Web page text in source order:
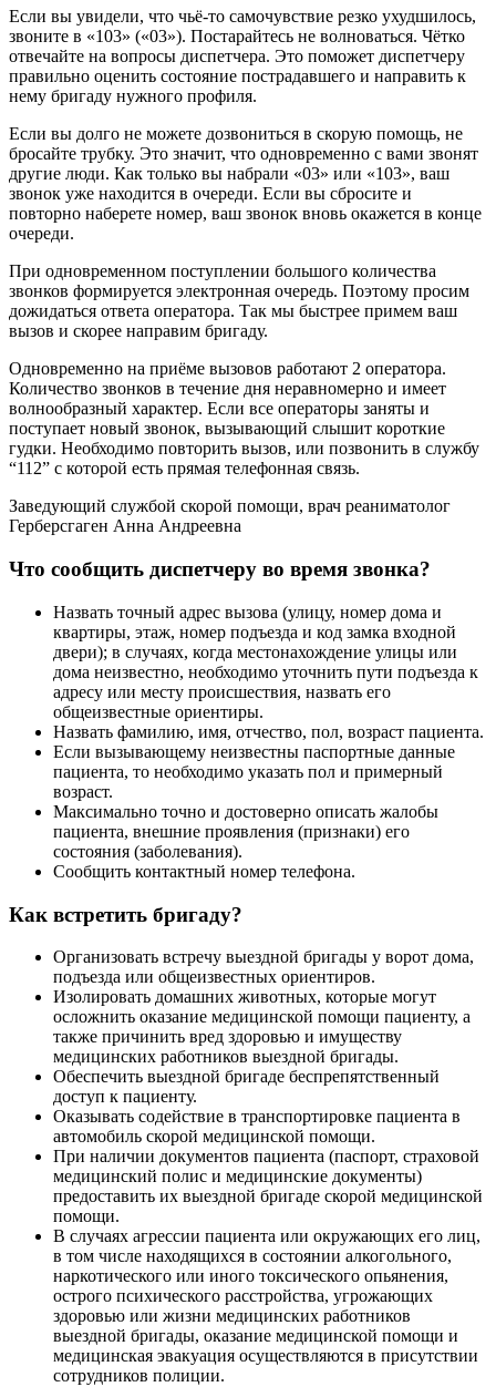
Если вы увидели, что чьё-то самочувствие резко ухудшилось,
звоните в «103» («03»). Постарайтесь не волноваться. Чётко
отвечайте на вопросы диспетчера. Это поможет диспетчеру
правильно оценить состояние пострадавшего и направить к
нему бригаду нужного профиля.
Если вы долго не можете дозвониться в скорую помощь, не
бросайте трубку. Это значит, что одновременно с вами звонят
другие люди. Как только вы набрали «03» или «103», ваш
звонок уже находится в очереди. Если вы сбросите и
повторно наберете номер, ваш звонок вновь окажется в конце
очереди.
При одновременном поступлении большого количества
звонков формируется электронная очередь. Поэтому просим
дожидаться ответа оператора. Так мы быстрее примем ваш
вызов и скорее направим бригаду.
Одновременно на приёме вызовов работают 2 оператора.
Количество звонков в течение дня неравномерно и имеет
волнообразный характер. Если все операторы заняты и
поступает новый звонок, вызывающий слышит короткие
гудки. Необходимо повторить вызов, или позвонить в службу
“112” с которой есть прямая телефонная связь.
Заведующий службой скорой помощи, врач реаниматолог
Герберсгаген Анна Андреевна
Что сообщить диспетчеру во время звонка?
Назвать точный адрес вызова (улицу, номер дома и
квартиры, этаж, номер подъезда и код замка входной
двери); в случаях, когда местонахождение улицы или
дома неизвестно, необходимо уточнить пути подъезда к
адресу или месту происшествия, назвать его
общеизвестные ориентиры.
Назвать фамилию, имя, отчество, пол, возраст пациента.
Если вызывающему неизвестны паспортные данные
пациента, то необходимо указать пол и примерный
возраст.
Максимально точно и достоверно описать жалобы
пациента, внешние проявления (признаки) его
состояния (заболевания).
Сообщить контактный номер телефона.
Как встретить бригаду?
Организовать встречу выездной бригады у ворот дома,
подъезда или общеизвестных ориентиров.
Изолировать домашних животных, которые могут
осложнить оказание медицинской помощи пациенту, а
также причинить вред здоровью и имуществу
медицинских работников выездной бригады.
Обеспечить выездной бригаде беспрепятственный
доступ к пациенту.
Оказывать содействие в транспортировке пациента в
автомобиль скорой медицинской помощи.
При наличии документов пациента (паспорт, страховой
медицинский полис и медицинские документы)
предоставить их выездной бригаде скорой медицинской
помощи.
В случаях агрессии пациента или окружающих его лиц,
в том числе находящихся в состоянии алкогольного,
наркотического или иного токсического опьянения,
острого психического расстройства, угрожающих
здоровью или жизни медицинских работников
выездной бригады, оказание медицинской помощи и
медицинская эвакуация осуществляются в присутствии
сотрудников полиции.